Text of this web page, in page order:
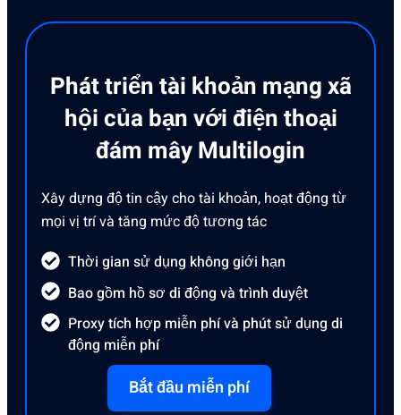
Phát triển tài khoản mạng xã
hội của bạn với điện thoại
đám mây Multilogin
Xây dựng độ tin cậy cho tài khoản, hoạt động từ
mọi vị trí và tăng mức độ tương tác
Thời gian sử dụng không giới hạn
Bao gồm hồ sơ di động và trình duyệt
Proxy tích hợp miễn phí và phút sử dụng di
động miễn phí
Bắt đầu miễn phí